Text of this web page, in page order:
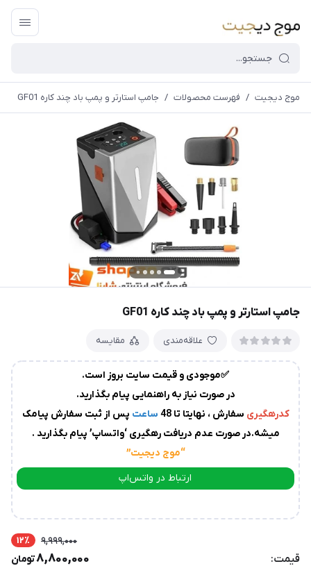
قیمت و
سایت بروز
باشد،باخیال
راحت خرید
زمان
آماده
پستسفارشات،بین
2روز
کاریمی
ارسال
موج دیجیت / فهرست محصولات / جامپ استارتر و پمپ باد چند کاره GF01‌
جامپ استارتر و پمپ باد چند کاره GF01‌
علاقه‌مندی مقایسه
✅موجودی و قیمت سایت بروز است.
در صورت نیاز به راهنمایی پیام بگذارید.
کدرهگیری سفارش ، نهایتا تا 48 ساعت پس از ثبت سفارش پیامک
میشه.در صورت عدم دریافت رهگیری ‘واتساپ’ پیام بگذارید .
“موج دیجیت”
ارتباط در واتس‌اپ
قیمت:
9,999,000 12٪
8,800,000تومان